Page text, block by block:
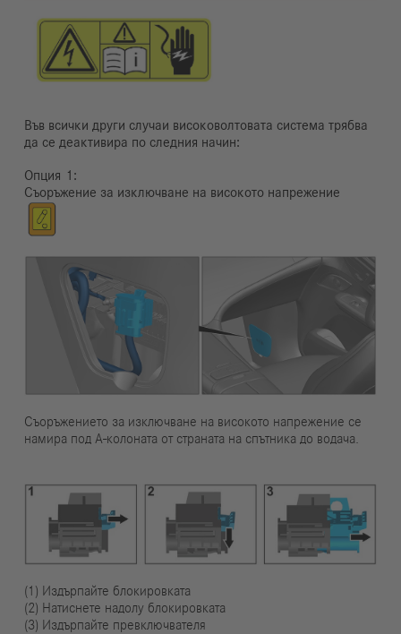
Във всички други случаи високоволтовата система трябва
да се деактивира по следния начин:
Опция
Съоръжение за изключване на високото напрежение
Съоръжението за изключване на високото напрежение се
намира под А-колоната от страната на спътника до водача.
(1) Издърпайте блокировката
(2) Натиснете надолу блокировката
(3) Издърпайте превключвателя